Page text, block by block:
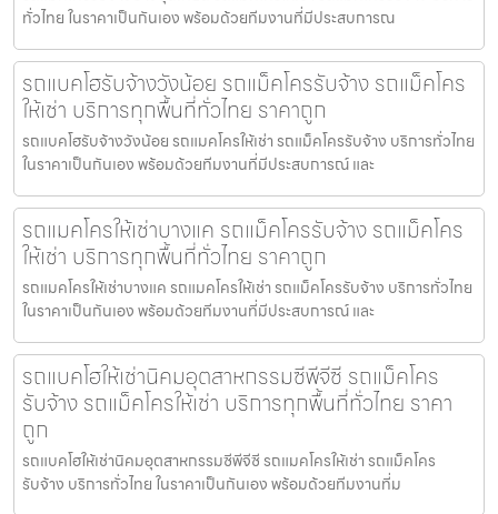
ทั่วไทย ในราคาเป็นกันเอง พร้อมด้วยทีมงานที่มีประสบการณ
รถแบคโฮรับจ้างวังน้อย รถแม็คโครรับจ้าง รถแม็คโคร
ให้เช่า บริการทุกพื้นที่ทั่วไทย ราคาถูก
รถแบคโฮรับจ้างวังน้อย รถแมคโครให้เช่า รถแม็คโครรับจ้าง บริการทั่วไทย
ในราคาเป็นกันเอง พร้อมด้วยทีมงานที่มีประสบการณ์ และ
รถแมคโครให้เช่าบางแค รถแม็คโครรับจ้าง รถแม็คโคร
ให้เช่า บริการทุกพื้นที่ทั่วไทย ราคาถูก
รถแมคโครให้เช่าบางแค รถแมคโครให้เช่า รถแม็คโครรับจ้าง บริการทั่วไทย
ในราคาเป็นกันเอง พร้อมด้วยทีมงานที่มีประสบการณ์ และ
รถแบคโฮให้เช่านิคมอุตสาหกรรมซีพีจีซี รถแม็คโคร
รับจ้าง รถแม็คโครให้เช่า บริการทุกพื้นที่ทั่วไทย ราคา
ถูก
รถแบคโฮให้เช่านิคมอุตสาหกรรมซีพีจีซี รถแมคโครให้เช่า รถแม็คโคร
รับจ้าง บริการทั่วไทย ในราคาเป็นกันเอง พร้อมด้วยทีมงานที่ม